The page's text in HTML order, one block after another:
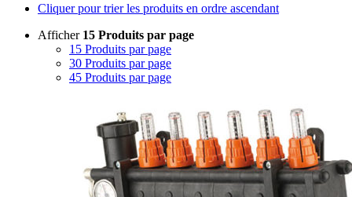
Cliquer pour trier les produits en ordre ascendant
Afficher 15 Produits par page
15 Produits par page
30 Produits par page
45 Produits par page